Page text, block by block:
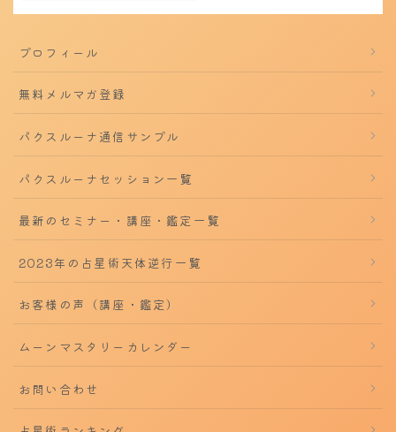
プロフィール
無料メルマガ登録
パクスルーナ通信サンプル
パクスルーナセッション一覧
最新のセミナー・講座・鑑定一覧
2023年の占星術天体逆行一覧
お客様の声（講座・鑑定）
ムーンマスタリーカレンダー
お問い合わせ